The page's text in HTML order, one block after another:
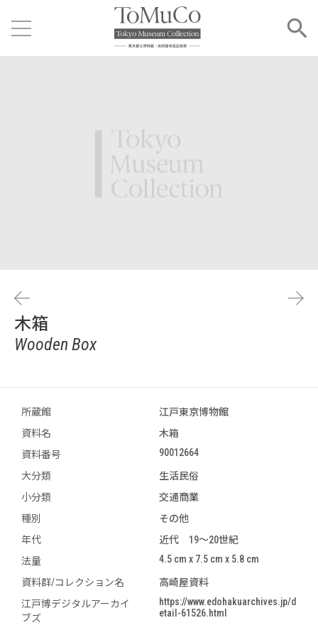
木箱
Wooden Box
所蔵館
江戸東京博物館
資料名
木箱
資料番号
90012664
大分類
生活民俗
小分類
交通商業
種別
その他
年代
近代 19～20世紀
法量
4.5 cm x 7.5 cm x 5.8 cm
資料群/コレクション名
高崎屋資料
江戸博デジタルアーカイ
ブズ
https://www.edohakuarchives.jp/d
etail-61526.html